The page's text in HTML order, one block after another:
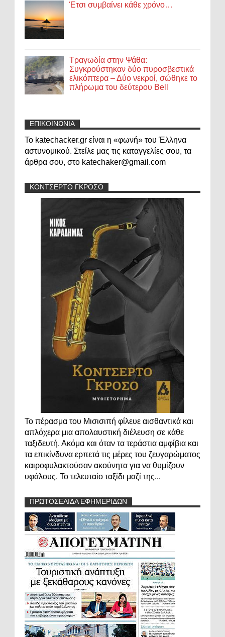
Έτσι συμβαίνει κάθε χρόνο…
Τραγωδία στην Ψάθα:
Συγκρούστηκαν δύο πυροσβεστικά
ελικόπτερα – Δύο νεκροί, σώθηκε το
πλήρωμα του δεύτερου Bell
ΕΠΙΚΟΙΝΩΝΙΑ
Το katechacker.gr είναι η «φωνή» του Έλληνα
αστυνομικού. Στείλε μας τις καταγγελίες σου, τα
άρθρα σου, στο katechaker@gmail.com
ΚΟΝΤΣΕΡΤΟ ΓΚΡΟΣΟ
Το πέρασμα του Μισισιπή φίλευε αισθαντικά και
απλόχερα μια απολαυστική διέλευση σε κάθε
ταξιδευτή. Ακόμα και όταν τα τεράστια αμφίβια και
τα επικίνδυνα ερπετά τις μέρες του ζευγαρώματος
καιροφυλακτούσαν ακούνητα για να θυμίζουν
υφάλους. Το τελευταίο ταξίδι μαζί της...
ΠΡΩΤΟΣΕΛΙΔΑ ΕΦΗΜΕΡΙΔΩΝ